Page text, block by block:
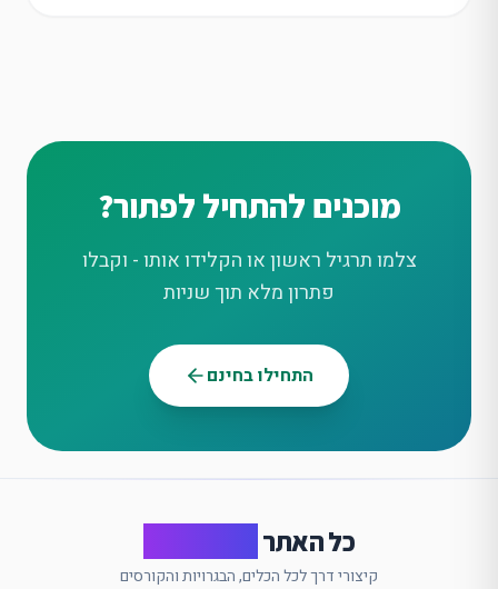
מוכנים להתחיל לפתור?
צלמו תרגיל ראשון או הקלידו אותו - וקבלו
פתרון מלא תוך שניות
התחילו בחינם
כל האתר
קיצורי דרך לכל הכלים, הבגרויות והקורסים